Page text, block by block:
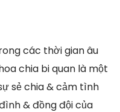
các thời gian âu
chia bi quan là một
sẻ chia & cảm tình
& đồng đội của